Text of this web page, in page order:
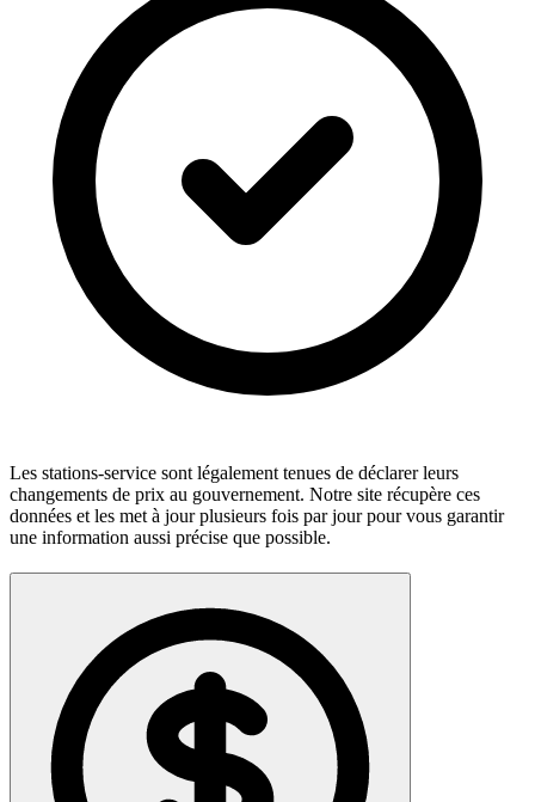
Les stations-service sont légalement tenues de déclarer leurs
changements de prix au gouvernement. Notre site récupère ces
données et les met à jour plusieurs fois par jour pour vous garantir
une information aussi précise que possible.